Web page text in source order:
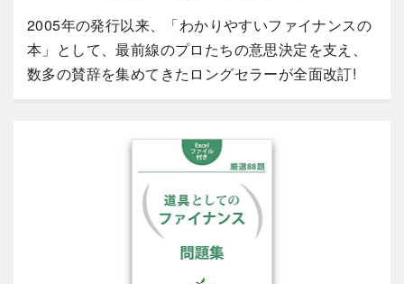
2005年の発行以来、「わかりやすいファイナンスの
本」として、最前線のプロたちの意思決定を支え、
数多の賛辞を集めてきたロングセラーが全面改訂!